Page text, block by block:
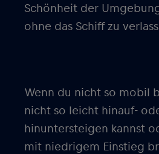
Schönheit der
ohne das Schiff zu
Wenn du nicht so mobil
nicht so leicht hinauf-
hinuntersteigen kannst
mit niedrigem Einstieg